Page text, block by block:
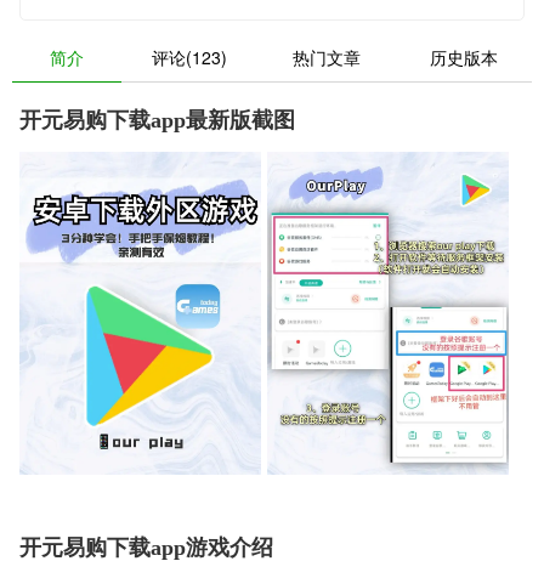
简介 评论(123) 热门文章 历史版本
开元易购下载app最新版截图
开元易购下载app游戏介绍